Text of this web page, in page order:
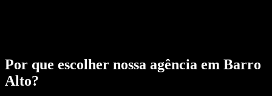
Por que escolher nossa agência em Barro
Alto?